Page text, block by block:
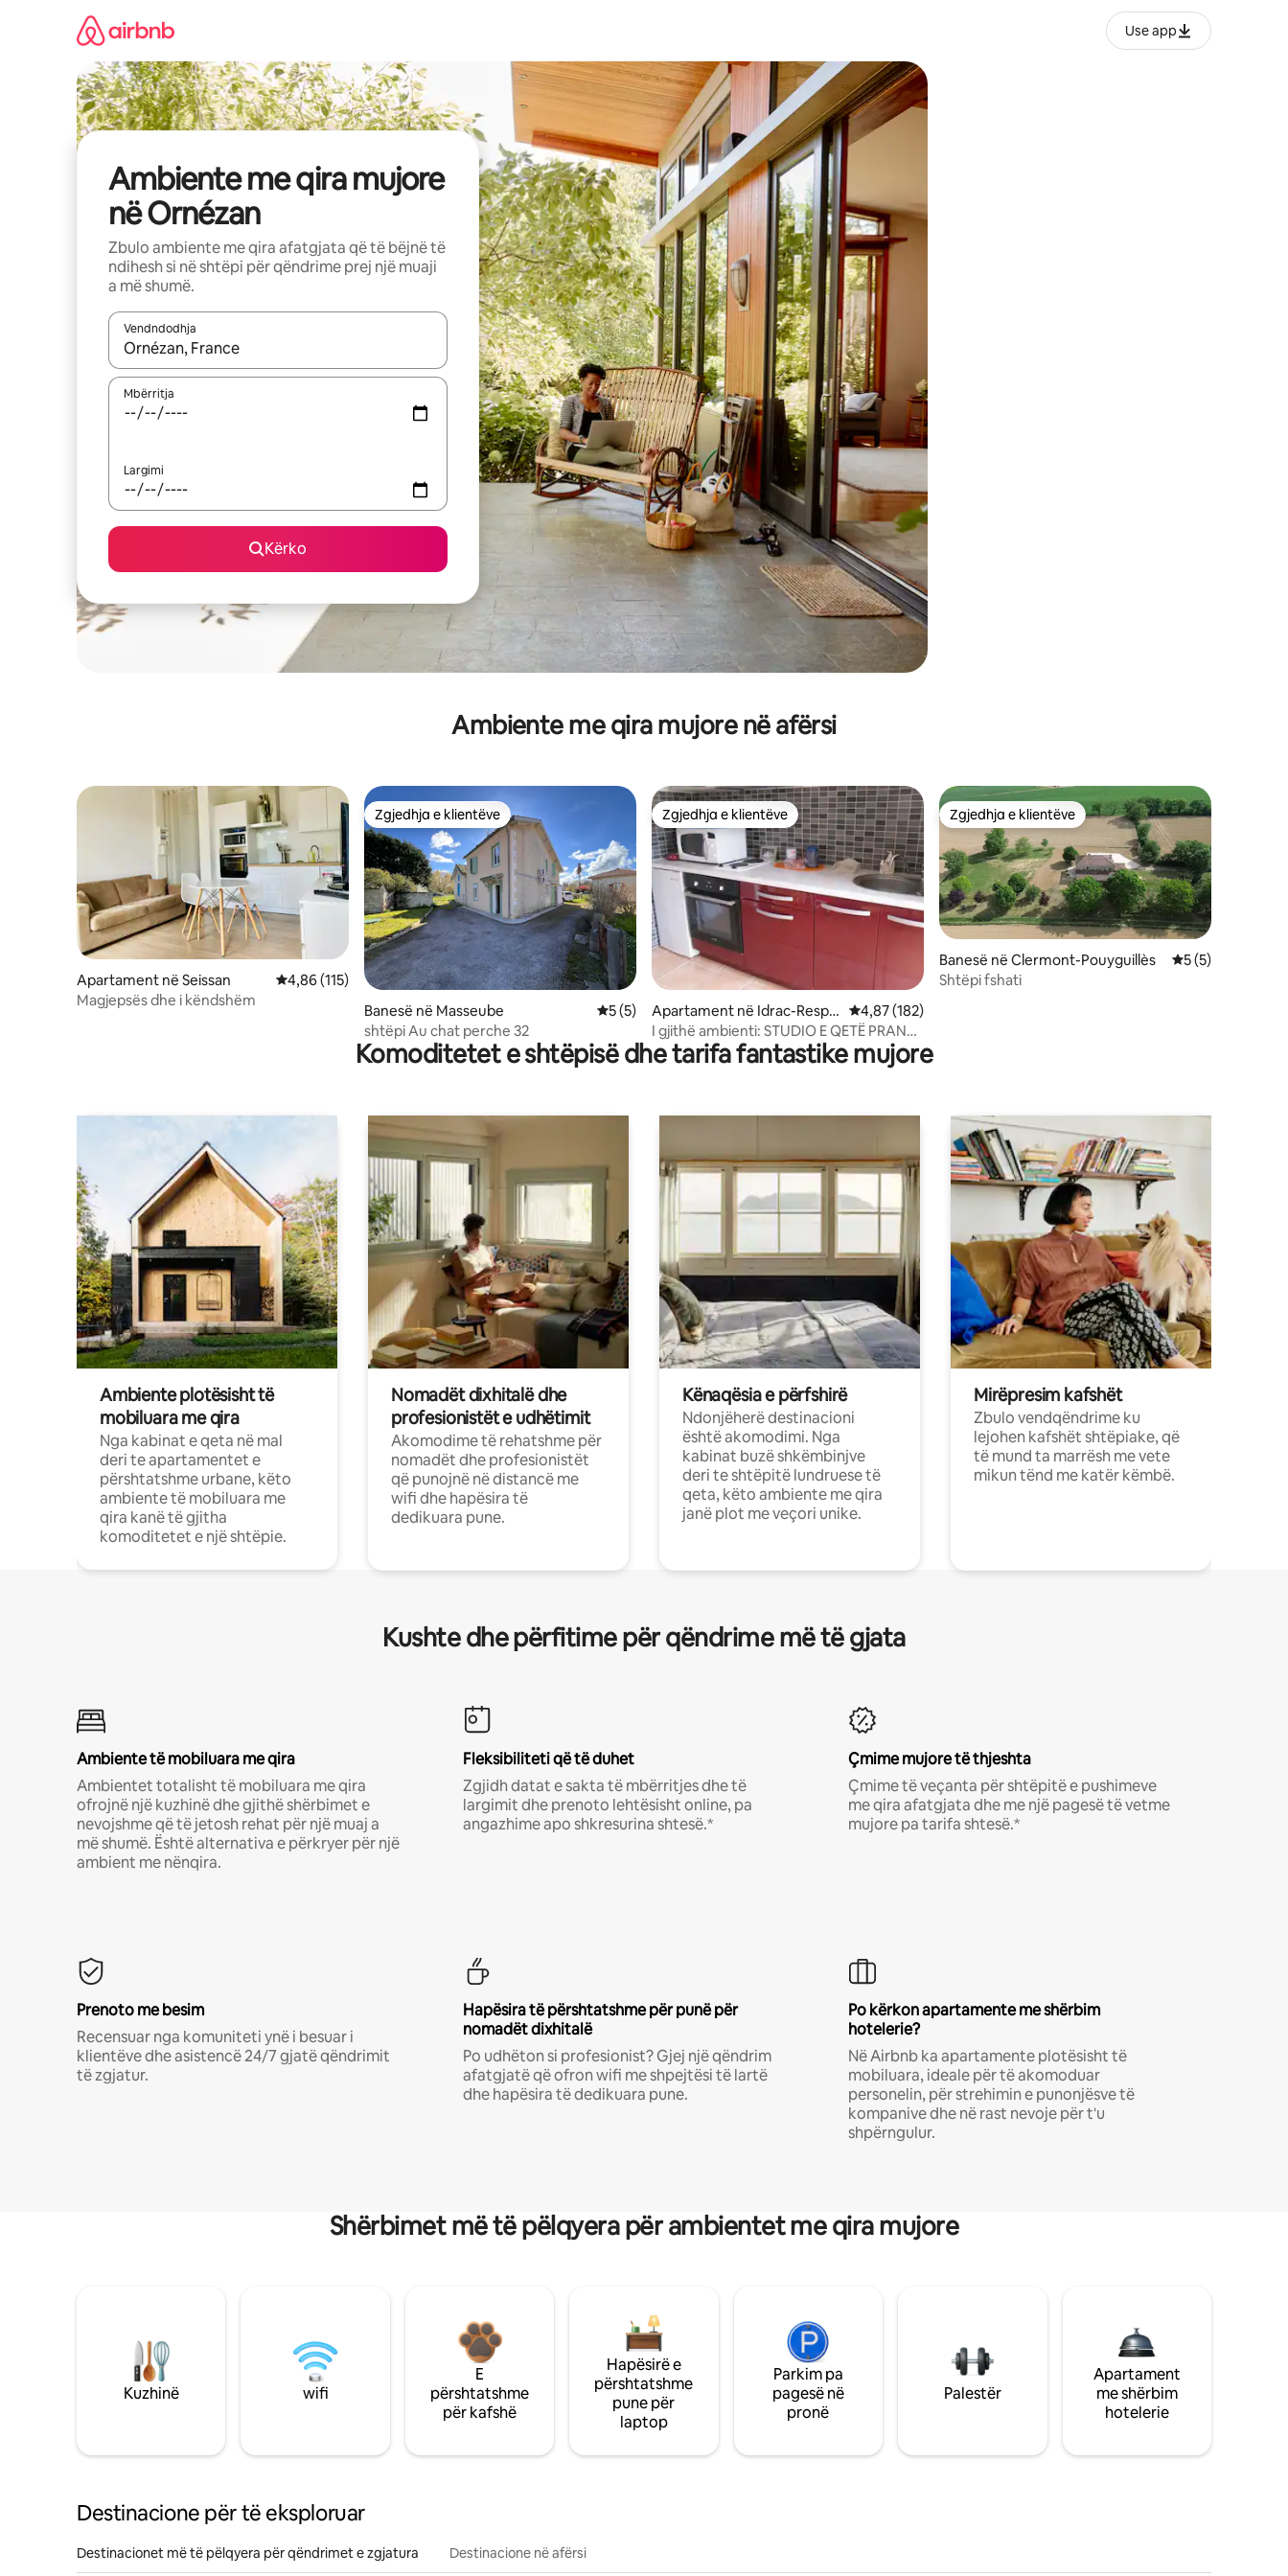
Use app
Ambiente me qira mujore
në Ornézan
Zbulo ambiente me qira afatgjata që të bëjnë të
ndihesh si në shtëpi për qëndrime prej një muaji
a më shumë.
Vendndodhja
Kur rezultatet të jenë të disponueshme, lëviz me butonat e shigjetave lart e poshtë ose eksploro duke prekur ose duke lëvizur ekranin.
Mbërritja
Largimi
Kërko
Ambiente me qira mujore në afërsi
Apartament në Seissan Vlerësimi mesatar 4,86 nga 5, 115 vlerësime
4,86 (115)
Magjepsës dhe i këndshëm
Zgjedhja e klientëve
Zgjedhja e klientëve
Banesë në Masseube Vlerësimi mesatar 5 nga 5, 5 vlerësime
5 (5)
shtëpi Au chat perche 32
Zgjedhja e klientëve
Zgjedhja e klientëve
Apartament në Idrac-Respai
llès
Vlerësimi mesatar 4,87 nga 5, 182 vlerësime
4,87 (182)
I gjithë ambienti: STUDIO E QETË PRANË
QYTETIT
Zgjedhja e klientëve
Zgjedhja e klientëve
Banesë në Clermont-Pouyguillès Vlerësimi
5 (5)
Shtëpi fshati
Komoditetet e shtëpisë dhe tarifa fantastike mujore
Ambiente plotësisht të
mobiluara me qira
Nga kabinat e qeta në mal
deri te apartamentet e
përshtatshme urbane, këto
ambiente të mobiluara me
qira kanë të gjitha
komoditetet e një shtëpie.
Nomadët dixhitalë dhe
profesionistët e udhëtimit
Akomodime të rehatshme për
nomadët dhe profesionistët
që punojnë në distancë me
wifi dhe hapësira të
dedikuara pune.
Kënaqësia e përfshirë
Ndonjëherë destinacioni
është akomodimi. Nga
kabinat buzë shkëmbinjve
deri te shtëpitë lundruese të
qeta, këto ambiente me qira
janë plot me veçori unike.
Mirëpresim kafshët
Zbulo vendqëndrime ku
lejohen kafshët shtëpiake, që
të mund ta marrësh me vete
mikun tënd me katër këmbë.
Kushte dhe përfitime për qëndrime më të gjata
Ambiente të mobiluara me qira
Ambientet totalisht të mobiluara me qira
ofrojnë një kuzhinë dhe gjithë shërbimet e
nevojshme që të jetosh rehat për një muaj a
më shumë. Është alternativa e përkryer për një
ambient me nënqira.
Fleksibiliteti që të duhet
Zgjidh datat e sakta të mbërritjes dhe të
largimit dhe prenoto lehtësisht online, pa
angazhime apo shkresurina shtesë.*
Çmime mujore të thjeshta
Çmime të veçanta për shtëpitë e pushimeve
me qira afatgjata dhe me një pagesë të vetme
mujore pa tarifa shtesë.*
Prenoto me besim
Recensuar nga komuniteti ynë i besuar i
klientëve dhe asistencë 24/7 gjatë qëndrimit
të zgjatur.
Hapësira të përshtatshme për punë për
nomadët dixhitalë
Po udhëton si profesionist? Gjej një qëndrim
afatgjatë që ofron wifi me shpejtësi të lartë
dhe hapësira të dedikuara pune.
Po kërkon apartamente me shërbim
hotelerie?
Në Airbnb ka apartamente plotësisht të
mobiluara, ideale për të akomoduar
personelin, për strehimin e punonjësve të
kompanive dhe në rast nevoje për t'u
shpërngulur.
Shërbimet më të pëlqyera për ambientet me qira mujore
Kuzhinë wifi
E
përshtatshme
për kafshë
Hapësirë e
përshtatshme
pune për
laptop
Parkim pa
pagesë në
pronë
Palestër
Apartament
me shërbim
hotelerie
Destinacione për të eksploruar
Destinacionet më të pëlqyera për qëndrimet e zgjatura Destinacione në afërsi